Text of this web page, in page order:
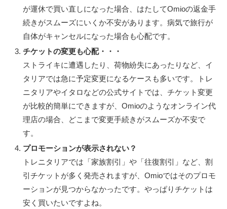
が運休で買い直しになった場合、はたしてOmioの返金手
続きがスムーズにいくか不安があります。病気で旅行が
自体がキャンセルになった場合も心配です。
チケットの変更も心配・・・
ストライキに遭遇したり、荷物紛失にあったりなど、イ
タリアでは急に予定変更になるケースも多いです。トレ
ニタリアやイタロなどの公式サイトでは、チケット変更
が比較的簡単にできますが、Omioのようなオンライン代
理店の場合、どこまで変更手続きがスムーズか不安で
す。
プロモーションが表示されない？
トレニタリアでは「家族割引」や「往復割引」など、割
引チケットが多く発売されますが、Omioではそのプロモ
ーションが見つからなかったです。やっぱりチケットは
安く買いたいですよね。